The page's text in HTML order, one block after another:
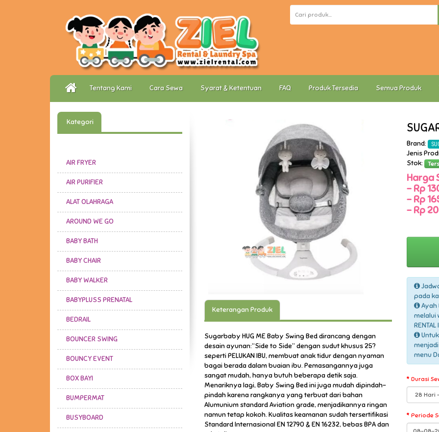
Tentang Kami Cara Sewa Syarat & Ketentuan FAQ Produk Tersedia Semua Produk
Kategori
AIR FRYER
AIR PURIFIER
ALAT OLAHRAGA
AROUND WE GO
BABY BATH
BABY CHAIR
BABY WALKER
BABYPLUSS PRENATAL
BEDRAIL
BOUNCER SWING
BOUNCY EVENT
BOX BAYI
BUMPERMAT
BUSYBOARD
Keterangan Produk
Sugarbaby HUG ME Baby Swing Bed dirancang dengan
desain ayunan:“Side to Side” dengan sudut khusus 25?
seperti PELUKAN IBU, membuat anak tidur dengan nyaman
bagai berada dalam buaian ibu. Pemasangannya juga
sangat mudah, hanya butuh beberapa detik saja.
Menariknya lagi, Baby Swing Bed ini juga mudah dipindah-
pindah karena rangkanya yang terbuat dari bahan
Alumunium standard Aviation grade, menjadikannya ringan
namun tetap kokoh. Kualitas keamanan sudah tersertifikasi
Standard Internasional EN 12790 & EN 16232, bebas BPA dan
Brand:
Jenis
Stok:
Harga
- Rp
- Rp
- Rp
pada
Ayah
melalui
menu
Durasi
Periode